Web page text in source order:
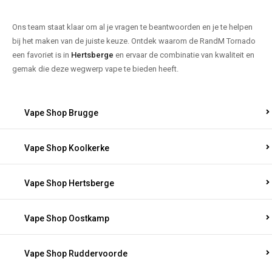
Ons team staat klaar om al je vragen te beantwoorden en je te helpen
bij het maken van de juiste keuze. Ontdek waarom de RandM Tornado
een favoriet is in Hertsberge en ervaar de combinatie van kwaliteit en
gemak die deze wegwerp vape te bieden heeft.
Vape Shop Brugge
Vape Shop Koolkerke
Vape Shop Hertsberge
Vape Shop Oostkamp
Vape Shop Ruddervoorde